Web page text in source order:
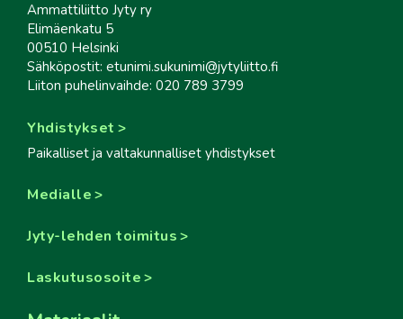
Ammattiliitto Jyty ry
Elimäenkatu 5
00510 Helsinki
Sähköpostit: etunimi.sukunimi@jytyliitto.fi
Liiton puhelinvaihde: 020 789 3799
Yhdistykset
Paikalliset ja valtakunnalliset yhdistykset
Medialle
Jyty-lehden toimitus
Laskutusosoite